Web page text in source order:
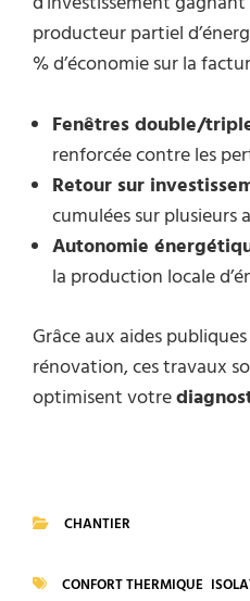
producteur partiel
% d’économie sur la
Fenêtres double/
renforcée contre les
Retour sur
cumulées sur plusieurs
Autonomie
la production locale
Grâce aux aides
rénovation, ces travaux
optimisent votre
CHANTIER
CONFORT THERMIQUE